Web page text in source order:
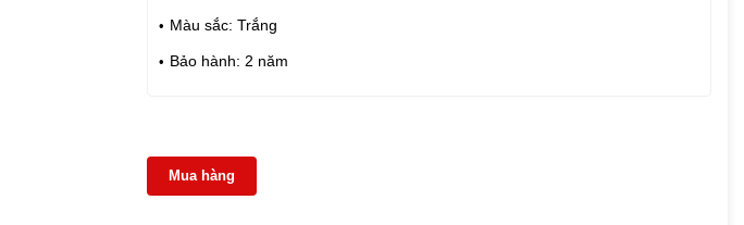
Màu sắc: Trắng
Bảo hành: 2 năm
Mua hàng